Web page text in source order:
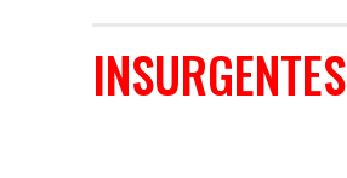
INSURGENTES